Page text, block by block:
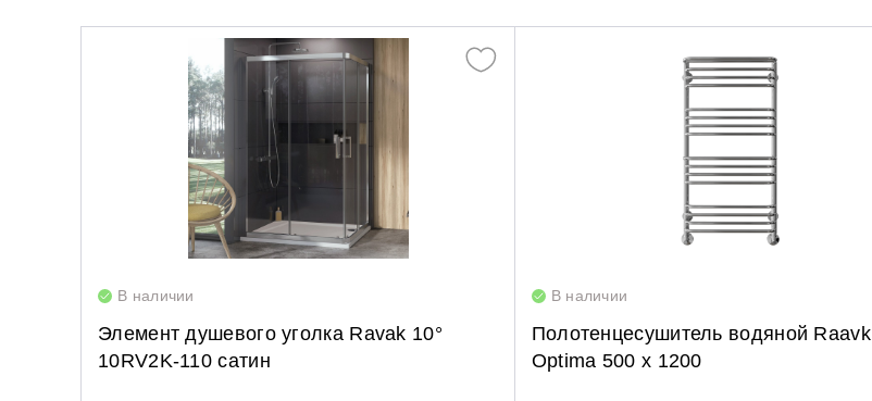
В наличии
Элемент душевого уголка Ravak 10°
10RV2K-110 сатин
В наличии
Полотенцесушитель водяной Raavk
Optima 500 x 1200